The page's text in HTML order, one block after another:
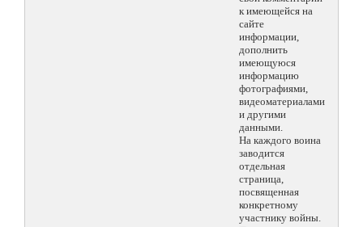
к имеющейся на
сайте
информации,
дополнить
имеющуюся
информацию
фотографиями,
видеоматериалами
и другими
данными.
На каждого воина
заводится
отдельная
страница,
посвященная
конкретному
участнику войны.